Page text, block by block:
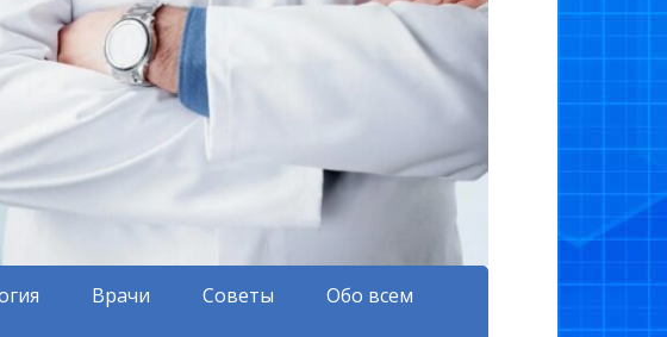
Врачи Советы Обо всем